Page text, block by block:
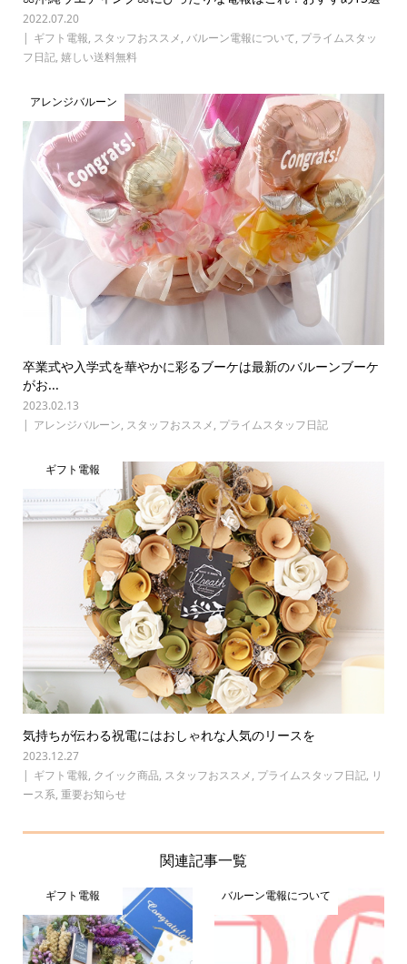
2022.07.20
ギフト電報, スタッフおススメ, バルーン電報について, プライムスタッ
フ日記, 嬉しい送料無料
アレンジバルーン
卒業式や入学式を華やかに彩るブーケは最新のバルーンブーケ
がお...
2023.02.13
アレンジバルーン, スタッフおススメ, プライムスタッフ日記
ギフト電報
気持ちが伝わる祝電にはおしゃれな人気のリースを
2023.12.27
ギフト電報, クイック商品, スタッフおススメ, プライムスタッフ日記, リ
ース系, 重要お知らせ
関連記事一覧
ギフト電報 バルーン電報について